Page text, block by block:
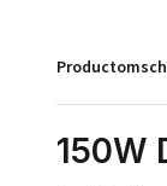
150W